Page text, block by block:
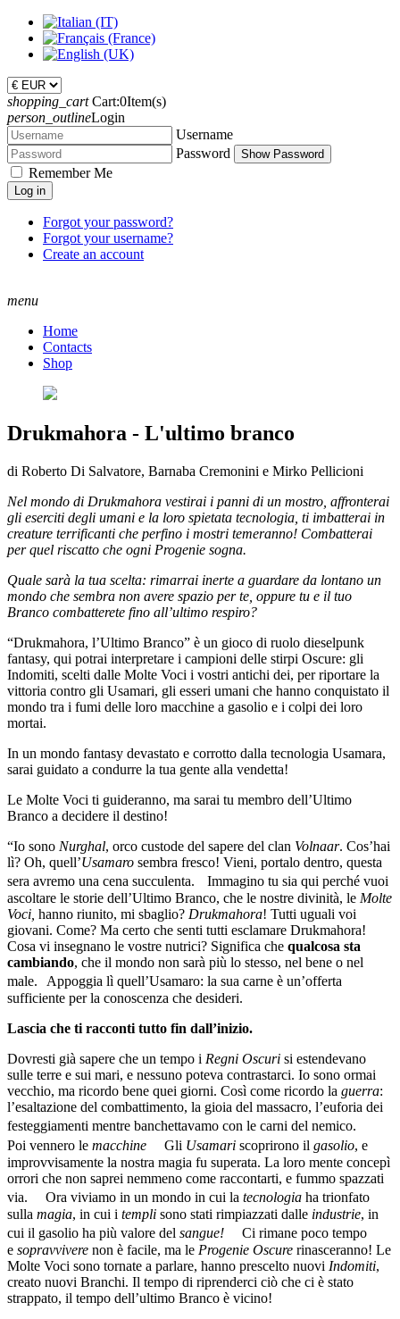
shopping_cart Cart:0Item(s)
person_outlineLogin
Username
Password
Show Password
Remember Me
Log in
Forgot your password?
Forgot your username?
Create an account
menu
Home
Contacts
Shop
Drukmahora - L'ultimo branco
di Roberto Di Salvatore, Barnaba Cremonini e Mirko Pellicioni
Nel mondo di Drukmahora vestirai i panni di un mostro, affronterai
gli eserciti degli umani e la loro spietata tecnologia, ti imbatterai in
creature terrificanti che perfino i mostri temeranno! Combatterai
per quel riscatto che ogni Progenie sogna.
Quale sarà la tua scelta: rimarrai inerte a guardare da lontano un
mondo che sembra non avere spazio per te, oppure tu e il tuo
Branco combatterete fino all’ultimo respiro?
“Drukmahora, l’Ultimo Branco” è un gioco di ruolo dieselpunk
fantasy, qui potrai interpretare i campioni delle stirpi Oscure: gli
Indomiti, scelti dalle Molte Voci i vostri antichi dei, per riportare la
vittoria contro gli Usamari, gli esseri umani che hanno conquistato il
mondo tra i fumi delle loro macchine a gasolio e i colpi dei loro
mortai.
In un mondo fantasy devastato e corrotto dalla tecnologia Usamara,
sarai guidato a condurre la tua gente alla vendetta!
Le Molte Voci ti guideranno, ma sarai tu membro dell’Ultimo
Branco a decidere il destino!
“Io sono Nurghal, orco custode del sapere del clan Volnaar. Cos’hai
lì? Oh, quell’Usamaro sembra fresco! Vieni, portalo dentro, questa
sera avremo una cena succulenta. Immagino tu sia qui perché vuoi
ascoltare le storie dell’Ultimo Branco, che le nostre divinità, le Molte
Voci, hanno riunito, mi sbaglio? Drukmahora! Tutti uguali voi
giovani. Come? Ma certo che senti tutti esclamare Drukmahora!
Cosa vi insegnano le vostre nutrici? Significa che qualcosa sta
cambiando, che il mondo non sarà più lo stesso, nel bene o nel
male. Appoggia lì quell’Usamaro: la sua carne è un’offerta
sufficiente per la conoscenza che desideri.
Lascia che ti racconti tutto fin dall’inizio.
Dovresti già sapere che un tempo i Regni Oscuri si estendevano
sulle terre e sui mari, e nessuno poteva contrastarci. Io sono ormai
vecchio, ma ricordo bene quei giorni. Così come ricordo la guerra:
l’esaltazione del combattimento, la gioia del massacro, l’euforia dei
festeggiamenti mentre banchettavamo con le carni del nemico.
Poi vennero le macchine Gli Usamari scoprirono il gasolio, e
improvvisamente la nostra magia fu superata. La loro mente concepì
orrori che non saprei nemmeno come raccontarti, e fummo spazzati
via. Ora viviamo in un mondo in cui la tecnologia ha trionfato
sulla magia, in cui i templi sono stati rimpiazzati dalle industrie, in
cui il gasolio ha più valore del sangue! Ci rimane poco tempo
e sopravvivere non è facile, ma le Progenie Oscure rinasceranno! Le
Molte Voci sono tornate a parlare, hanno prescelto nuovi Indomiti,
creato nuovi Branchi. Il tempo di riprenderci ciò che ci è stato
strappato, il tempo dell’ultimo Branco è vicino!